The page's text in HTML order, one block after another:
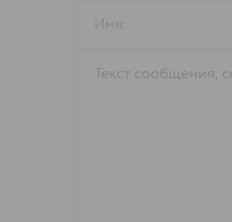
Имя: